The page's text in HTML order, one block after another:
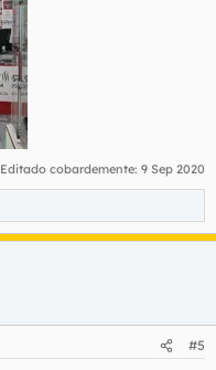
Editado cobardemente: 9 Sep 2020
#5